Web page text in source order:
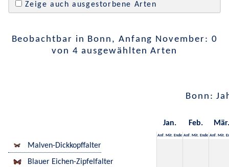
Zeige auch ausgestorbene Arten
Beobachtbar in Bonn, Anfang November: 0
von 4 ausgewählten Arten
Bonn:
Jan. Feb. Mär.
Anf. Mit. Ende Anf. Mit. Ende Anf. Mit.
Malven-Dickkopffalter
Blauer Eichen-Zipfelfalter